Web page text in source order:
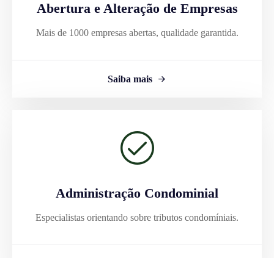
Abertura e Alteração de Empresas
Mais de 1000 empresas abertas, qualidade garantida.
Saiba mais
Administração Condominial
Especialistas orientando sobre tributos condomíniais.